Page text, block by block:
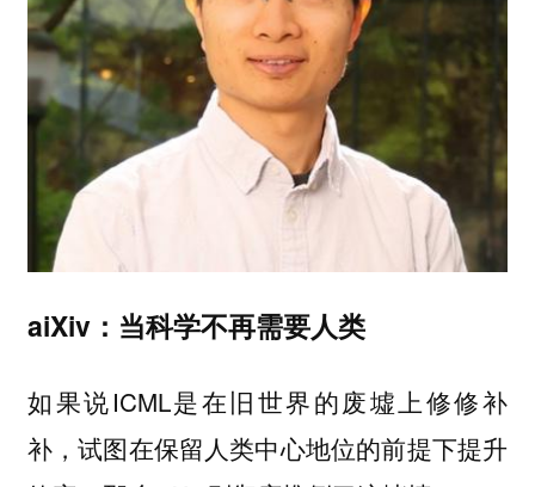
aiXiv：当科学不再需要人类
如果说ICML是在旧世界的废墟上修修补
补，试图在保留人类中心地位的前提下提升